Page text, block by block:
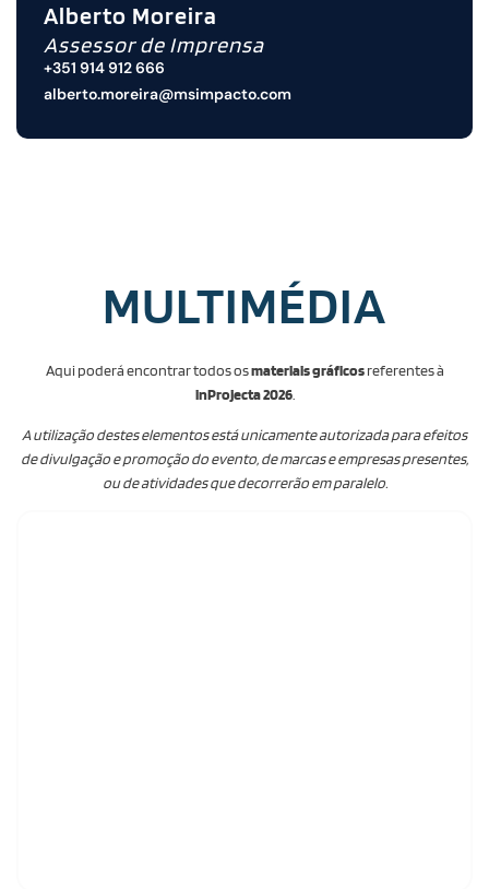
Alberto Moreira​
Assessor de Imprensa
+351 914 912 666
alberto.moreira@msimpacto.com
MULTIMÉDIA
Aqui poderá encontrar todos osmateriais gráficosreferentes à
inProjecta 2026.
A utilização destes elementos está unicamente autorizada para efeitos
de divulgação e promoção do evento, de marcas e empresas presentes,
ou de atividades que decorrerão em paralelo.